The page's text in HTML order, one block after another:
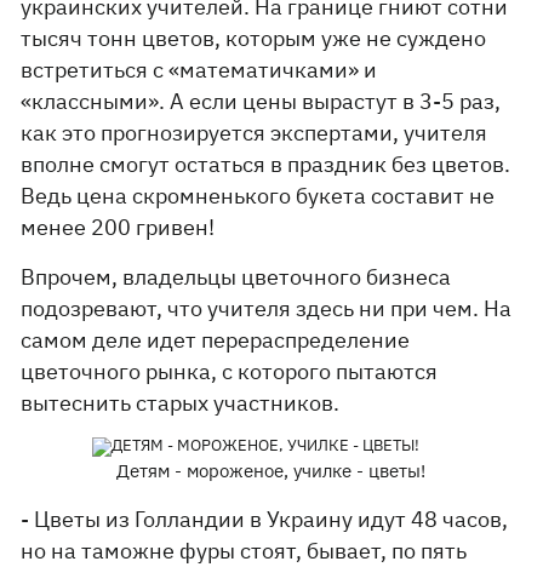
украинских учителей. На границе гниют сотни
тысяч тонн цветов, которым уже не суждено
встретиться с «математичками» и
«классными». А если цены вырастут в 3-5 раз,
как это прогнозируется экспертами, учителя
вполне смогут остаться в праздник без цветов.
Ведь цена скромненького букета составит не
менее 200 гривен!
Впрочем, владельцы цветочного бизнеса
подозревают, что учителя здесь ни при чем. На
самом деле идет перераспределение
цветочного рынка, с которого пытаются
вытеснить старых участников.
Детям - мороженое, училке - цветы!
- Цветы из Голландии в Украину идут 48 часов,
но на таможне фуры стоят, бывает, по пять